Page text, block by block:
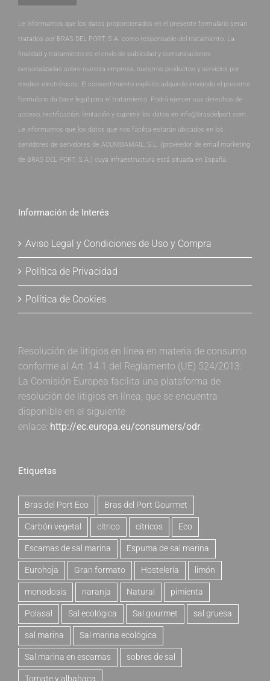
Le informamos que los datos proporcionados en el presente formulario serán
tratados por BRAS DEL PORT, S.A. como responsable del tratamiento. La
finalidad y tratamiento es el envío de publicidad y comunicaciones
personalizadas sobre nuestra empresa, nuestros productos y servicios por
medios electrónicos. El consentimiento explícito adquirido enviando el presente
formulario da base legal para el tratamiento. Podrá ejercer sus derechos de
acceso, rectificación, limitación y suprimir los datos en info@brasdelport.com.
Le informamos que los datos que nos facilita estarán ubicados en los
servidores de servidores de ACUMBAMAIL, S.L. (proveedor de email marketing
de BRAS DEL PORT, S.A.) cuya infraestructura está situada en España.
Información de Interés
Aviso Legal y Condiciones de Uso y Compra
Política de Privacidad
Política de Cookies
Resolución de litigios en línea en materia de consumo
conforme al Art. 14.1 del Reglamento (UE) 524/2013:
La Comisión Europea facilita una plataforma de
resolución de litigios en línea, que se encuentra
disponible en el siguiente
enlace: http://ec.europa.eu/consumers/odr
Etiquetas
Bras del Port Eco Bras del Port Gourmet
Carbón vegetal cítrico cítricos Eco
Escamas de sal marina Espuma de sal marina
Eurohoja Gran formato Hostelería limón
monodosis naranja Natural pimienta
Polasal Sal ecológica Sal gourmet sal gruesa
sal marina Sal marina ecológica
Sal marina en escamas sobres de sal
Tomate y albahaca